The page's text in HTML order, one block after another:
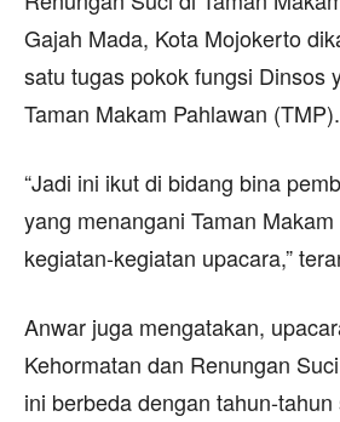
Gajah Mada, Kota Mojokerto
satu tugas pokok fungsi Dinsos
Taman Makam Pahlawan (TMP).
“Jadi ini ikut di bidang bina
yang menangani Taman
kegiatan-kegiatan upacara,”
Anwar juga mengatakan,
Kehormatan dan Renungan
ini berbeda dengan tahun-